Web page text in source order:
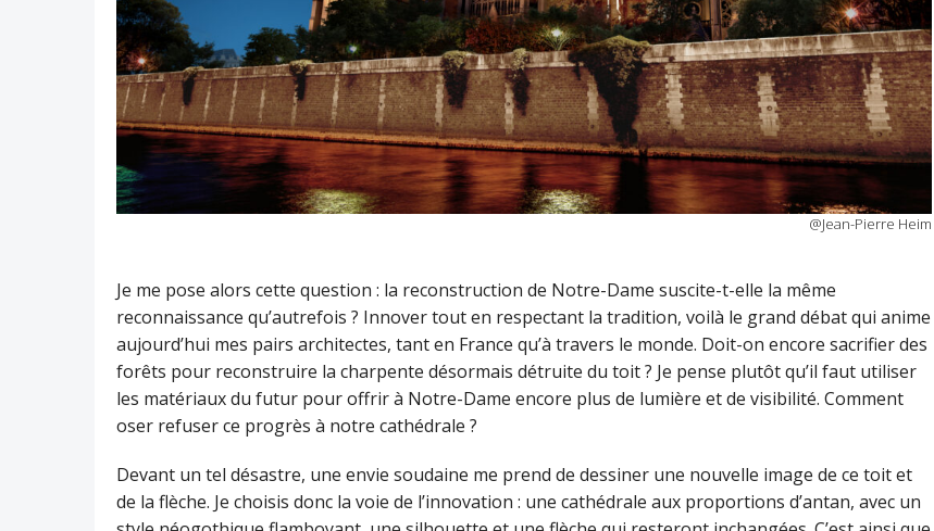
@Jean-Pierre Heim
Je me pose alors cette question : la reconstruction de Notre-Dame suscite-t-elle la même
reconnaissance qu’autrefois ? Innover tout en respectant la tradition, voilà le grand débat qui anime
aujourd’hui mes pairs architectes, tant en France qu’à travers le monde. Doit-on encore sacrifier des
forêts pour reconstruire la charpente désormais détruite du toit ? Je pense plutôt qu’il faut utiliser
les matériaux du futur pour offrir à Notre-Dame encore plus de lumière et de visibilité. Comment
oser refuser ce progrès à notre cathédrale ?
Devant un tel désastre, une envie soudaine me prend de dessiner une nouvelle image de ce toit et
de la flèche. Je choisis donc la voie de l’innovation : une cathédrale aux proportions d’antan, avec un